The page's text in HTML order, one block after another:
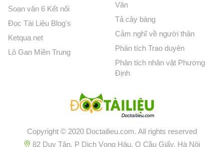
Soạn văn 6 Kết nối
Đọc Tài Liệu Blog's
Ketqua net
Lô Gan Miền Trung
Văn
Tả cây bàng
Cảm nghĩ về người thân
Phân tích Trao duyên
Phân tích nhân vật Phương
Định
Copyright © 2020 Doctailieu.com. All rights reserved
82 Duy Tân, P Dịch Vọng Hậu, Q Cầu Giấy, Hà Nội